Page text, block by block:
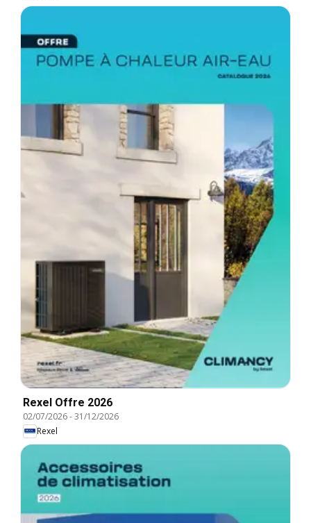
Rexel Offre 2026
02/07/2026-31/12/2026
Rexel